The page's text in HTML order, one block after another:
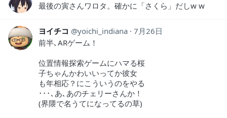
最後の寅さんワロタ。確かに「さくら」だしw w
ヨイチコ yoichi_indiana 7月26日
前半､ARゲーム！
位置情報探索ゲームにハマる桜
子ちゃんかわいいってか彼女
も年相応？にこういうのをやる
･･･､あ､あのチェリーさんか！
(界隈で名うてになってるの草)